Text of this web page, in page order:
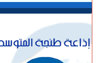
الجمعة 07 غشت | 22:30
إسبانيا.. الشرطة تعلن تفكيك
واحدة من أكبر شبكات تهريب
المهاجرين عبر المتوسط
(فيديو)
الجمعة 07 غشت | 21:06